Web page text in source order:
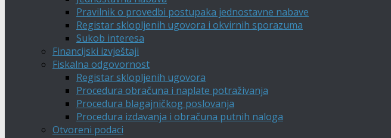
Pravilnik o provedbi postupaka jednostavne nabave
Registar sklopljenih ugovora i okvirnih sporazuma
Sukob interesa
Financijski izvještaji
Fiskalna odgovornost
Registar sklopljenih ugovora
Procedura obračuna i naplate potraživanja
Procedura blagajničkog poslovanja
Procedura izdavanja i obračuna putnih naloga
Otvoreni podaci